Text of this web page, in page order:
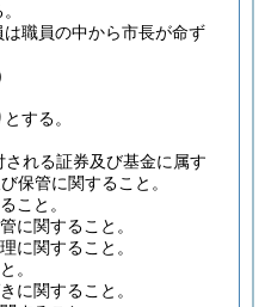
職員の中から市長が命ず
する。
れる証券及び基金に属す
保管に関すること。
こと。
に関すること。
に関すること。
。
に関すること。